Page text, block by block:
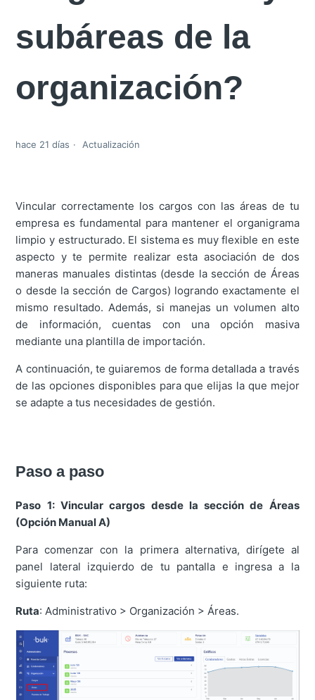
subáreas de la
organización?
hace 21 días Actualización
Vincular correctamente los cargos con las áreas de tu
empresa es fundamental para mantener el organigrama
limpio y estructurado. El sistema es muy flexible en este
aspecto y te permite realizar esta asociación de dos
maneras manuales distintas (desde la sección de Áreas
o desde la sección de Cargos) logrando exactamente el
mismo resultado. Además, si manejas un volumen alto
de información, cuentas con una opción masiva
mediante una plantilla de importación.
A continuación, te guiaremos de forma detallada a través
de las opciones disponibles para que elijas la que mejor
se adapte a tus necesidades de gestión.
Paso a paso
Paso 1: Vincular cargos desde la sección de Áreas
(Opción Manual A)
Para comenzar con la primera alternativa, dirígete al
panel lateral izquierdo de tu pantalla e ingresa a la
siguiente ruta:
Ruta: Administrativo > Organización > Áreas.